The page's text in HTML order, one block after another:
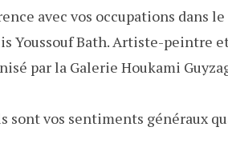
avec vos occupations dans le
Youssouf Bath. Artiste-peintre
par la Galerie Houkami
sont vos sentiments généraux